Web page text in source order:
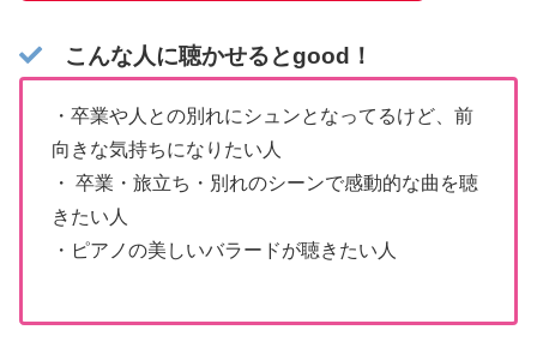
こんな人に聴かせるとgood！
・卒業や人との別れにシュンとなってるけど、前
向きな気持ちになりたい人
・ 卒業・旅立ち・別れのシーンで感動的な曲を聴
きたい人
・ピアノの美しいバラードが聴きたい人